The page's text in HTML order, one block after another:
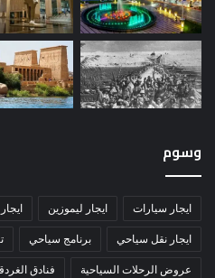
وسوم
ايجار سيارات ايجار ليموزين
ايجار نقل سياحي برنامج سياحي
عروض الرحلات السياحية فنادق